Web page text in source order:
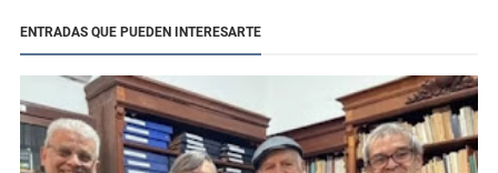
ENTRADAS QUE PUEDEN INTERESARTE